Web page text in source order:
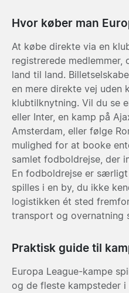
Hvor køber man
At købe direkte via en
registrerede medlemmer,
land til land.
en mere direkte vej uden
klubtilknytning. Vil du se
eller Inter, en kamp på
Amsterdam, eller følge
mulighed for at booke
samlet fodboldrejse, der
En fodboldrejse er
spilles i en by, du ikke
logistikken ét sted
transport og overnatning
Praktisk guide til
Europa League-kampe
og de fleste kampsteder